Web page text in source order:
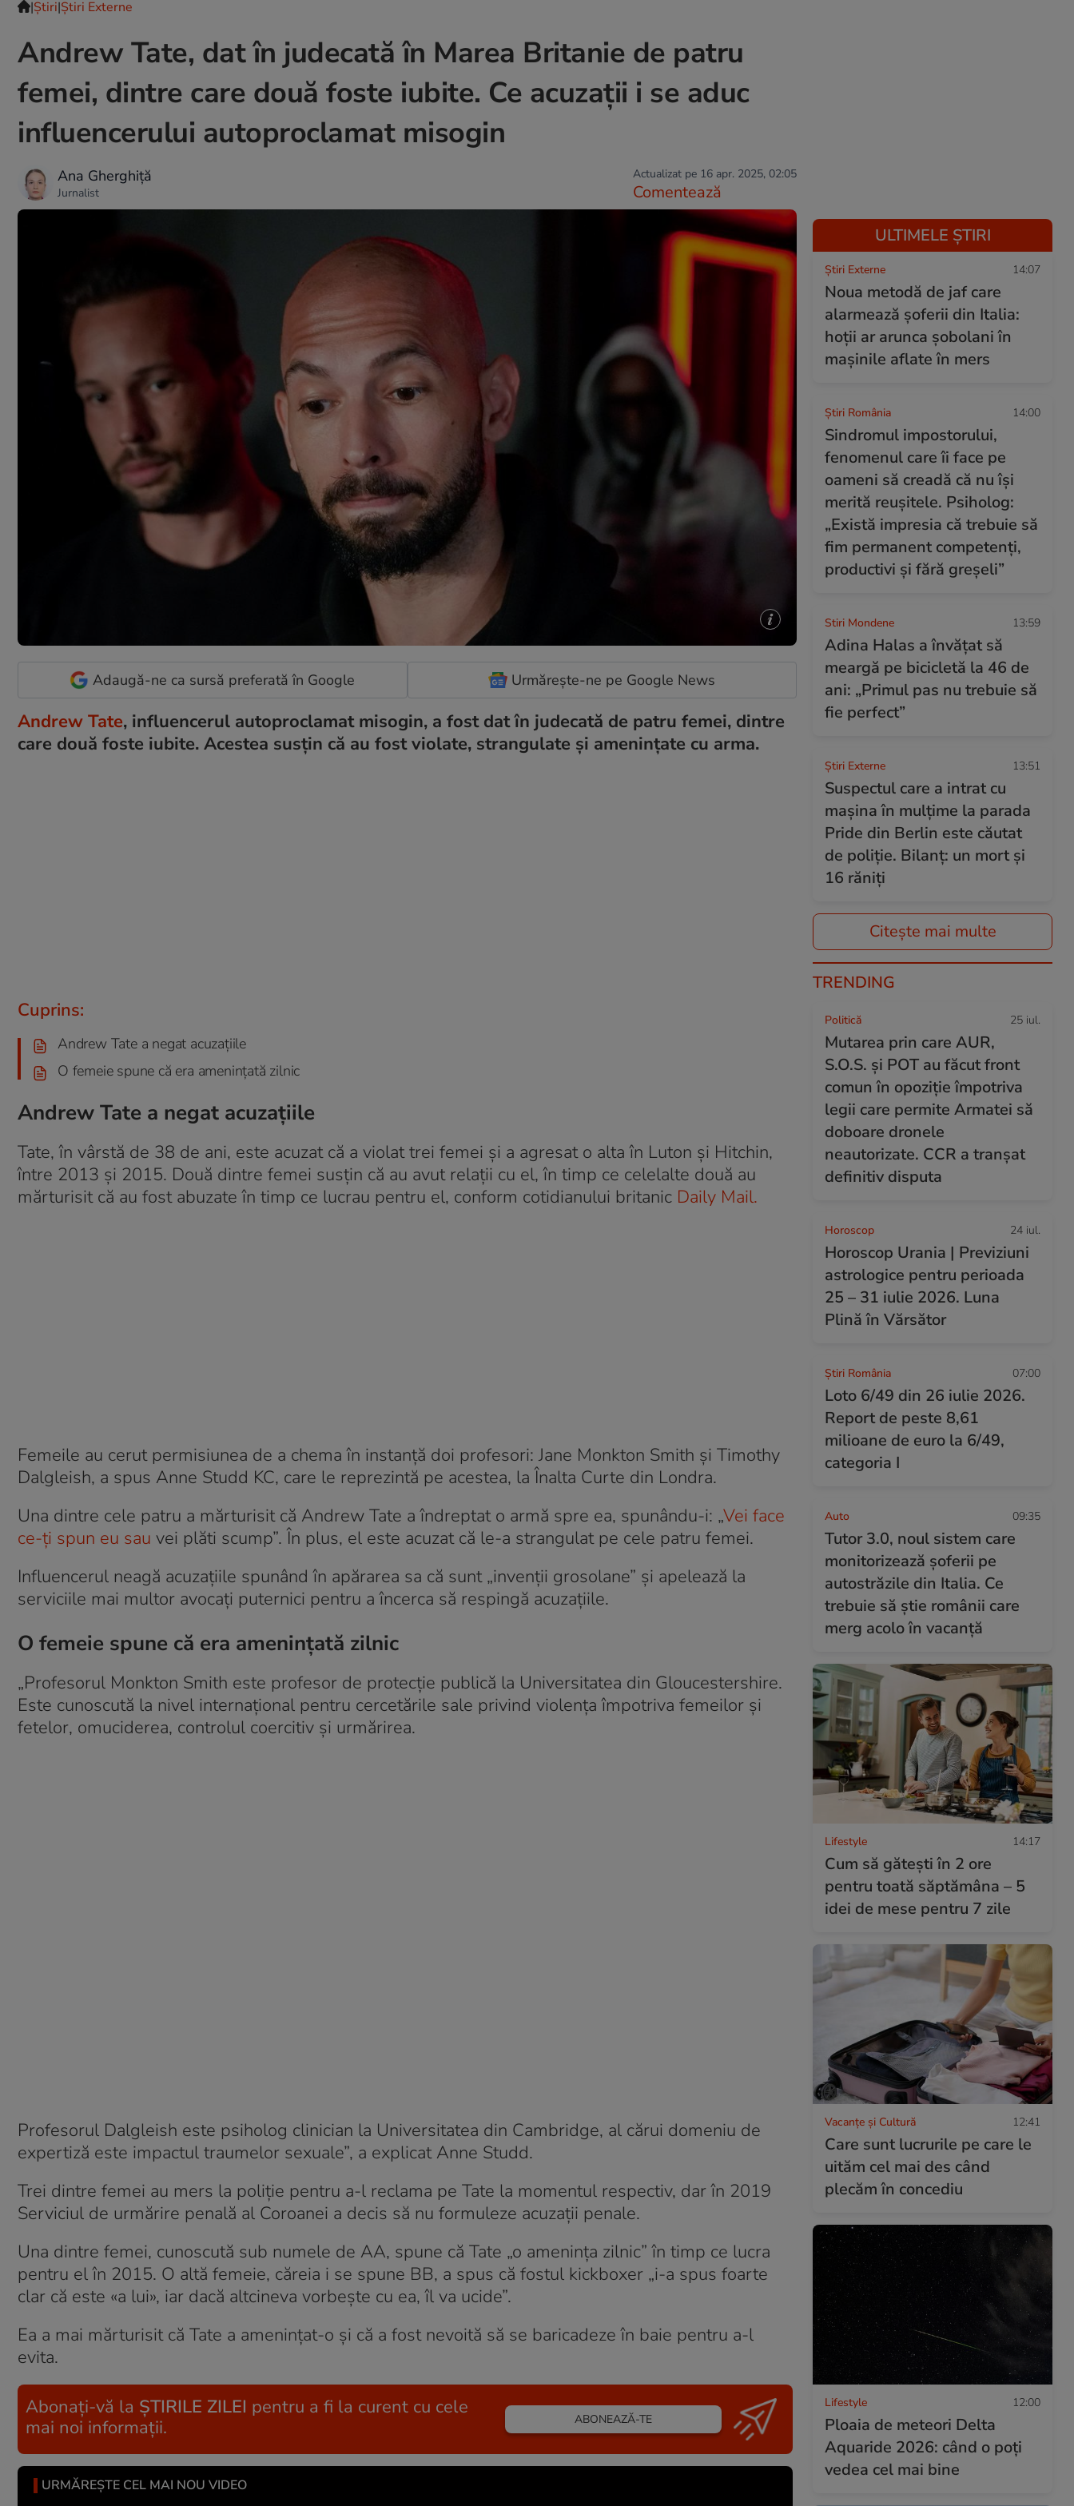
|Ştiri|Știri Externe
Andrew Tate, dat în judecată în Marea Britanie de patru
femei, dintre care două foste iubite. Ce acuzații i se aduc
influencerului autoproclamat misogin
Ana Gherghiță
Jurnalist
Actualizat pe 16 apr. 2025, 02:05
Comentează
Adaugă-ne ca sursă preferată în Google Urmărește-ne pe Google News
Andrew Tate, influencerul autoproclamat misogin, a fost dat în judecată de patru femei, dintre
care două foste iubite. Acestea susțin că au fost violate, strangulate și amenințate cu arma.
Cuprins:
Andrew Tate a negat acuzațiile
O femeie spune că era amenințată zilnic
Andrew Tate a negat acuzațiile
Tate, în vârstă de 38 de ani, este acuzat că a violat trei femei și a agresat o alta în Luton și Hitchin,
între 2013 și 2015. Două dintre femei susțin că au avut relații cu el, în timp ce celelalte două au
mărturisit că au fost abuzate în timp ce lucrau pentru el, conform cotidianului britanic Daily Mail.
Femeile au cerut permisiunea de a chema în instanță doi profesori: Jane Monkton Smith și Timothy
Dalgleish, a spus Anne Studd KC, care le reprezintă pe acestea, la Înalta Curte din Londra.
Una dintre cele patru a mărturisit că Andrew Tate a îndreptat o armă spre ea, spunându-i: „Vei face
ce-ți spun eu sau vei plăti scump”. În plus, el este acuzat că le-a strangulat pe cele patru femei.
Influencerul neagă acuzațiile spunând în apărarea sa că sunt „invenții grosolane” și apelează la
serviciile mai multor avocați puternici pentru a încerca să respingă acuzațiile.
O femeie spune că era amenințată zilnic
„Profesorul Monkton Smith este profesor de protecție publică la Universitatea din Gloucestershire.
Este cunoscută la nivel internațional pentru cercetările sale privind violența împotriva femeilor și
fetelor, omuciderea, controlul coercitiv și urmărirea.
Profesorul Dalgleish este psiholog clinician la Universitatea din Cambridge, al cărui domeniu de
expertiză este impactul traumelor sexuale”, a explicat Anne Studd.
Trei dintre femei au mers la poliție pentru a-l reclama pe Tate la momentul respectiv, dar în 2019
Serviciul de urmărire penală al Coroanei a decis să nu formuleze acuzații penale.
Una dintre femei, cunoscută sub numele de AA, spune că Tate „o amenința zilnic” în timp ce lucra
pentru el în 2015. O altă femeie, căreia i se spune BB, a spus că fostul kickboxer „i-a spus foarte
clar că este «a lui», iar dacă altcineva vorbește cu ea, îl va ucide”.
Ea a mai mărturisit că Tate a amenințat-o și că a fost nevoită să se baricadeze în baie pentru a-l
evita.
Abonați-vă la ȘTIRILE ZILEI pentru a fi la curent cu cele
mai noi informații.
ABONEAZĂ-TE
URMĂREȘTE CEL MAI NOU VIDEO
ULTIMELE ȘTIRI
Știri Externe 14:07
Noua metodă de jaf care
alarmează șoferii din Italia:
hoții ar arunca șobolani în
mașinile aflate în mers
Știri România 14:00
Sindromul impostorului,
fenomenul care îi face pe
oameni să creadă că nu își
merită reușitele. Psiholog:
„Există impresia că trebuie să
fim permanent competenți,
productivi și fără greșeli”
Stiri Mondene 13:59
Adina Halas a învățat să
meargă pe bicicletă la 46 de
ani: „Primul pas nu trebuie să
fie perfect”
Știri Externe 13:51
Suspectul care a intrat cu
mașina în mulțime la parada
Pride din Berlin este căutat
de poliție. Bilanț: un mort și
16 răniți
Citește mai multe
TRENDING
Politică 25 iul.
Mutarea prin care AUR,
S.O.S. și POT au făcut front
comun în opoziție împotriva
legii care permite Armatei să
doboare dronele
neautorizate. CCR a tranșat
definitiv disputa
Horoscop 24 iul.
Horoscop Urania | Previziuni
astrologice pentru perioada
25 – 31 iulie 2026. Luna
Plină în Vărsător
Știri România 07:00
Loto 6/49 din 26 iulie 2026.
Report de peste 8,61
milioane de euro la 6/49,
categoria I
Auto 09:35
Tutor 3.0, noul sistem care
monitorizează șoferii pe
autostrăzile din Italia. Ce
trebuie să știe românii care
merg acolo în vacanță
Lifestyle 14:17
Cum să gătești în 2 ore
pentru toată săptămâna – 5
idei de mese pentru 7 zile
Vacanțe și Cultură 12:41
Care sunt lucrurile pe care le
uităm cel mai des când
plecăm în concediu
Lifestyle 12:00
Ploaia de meteori Delta
Aquaride 2026: când o poți
vedea cel mai bine